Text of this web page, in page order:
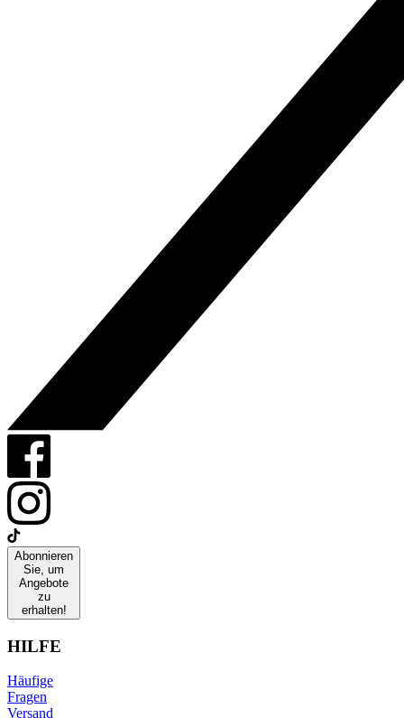
Abonnieren
Sie, um
Angebote
zu
erhalten!
HILFE
Häufige
Fragen
Versand